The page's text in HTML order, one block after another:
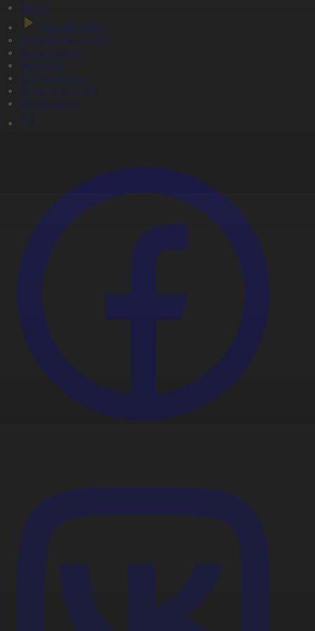
Басты
Тікелей эфир
Бағдарлама кестесі
Жаңалықтар
Жобалар
Телехикаялар
Мультсериалдар
Видеоархив